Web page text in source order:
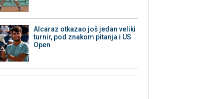
Alcaraz otkazao još jedan veliki
turnir, pod znakom pitanja i US
Open